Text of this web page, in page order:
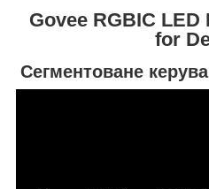
Govee RGBIC
for
Сегментоване